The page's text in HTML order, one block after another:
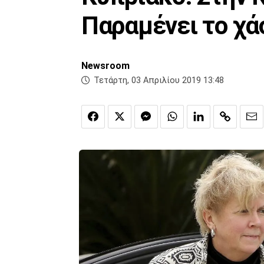
Παραμένει το
Newsroom
Τετάρτη, 03 Απριλίου 2019 13:48